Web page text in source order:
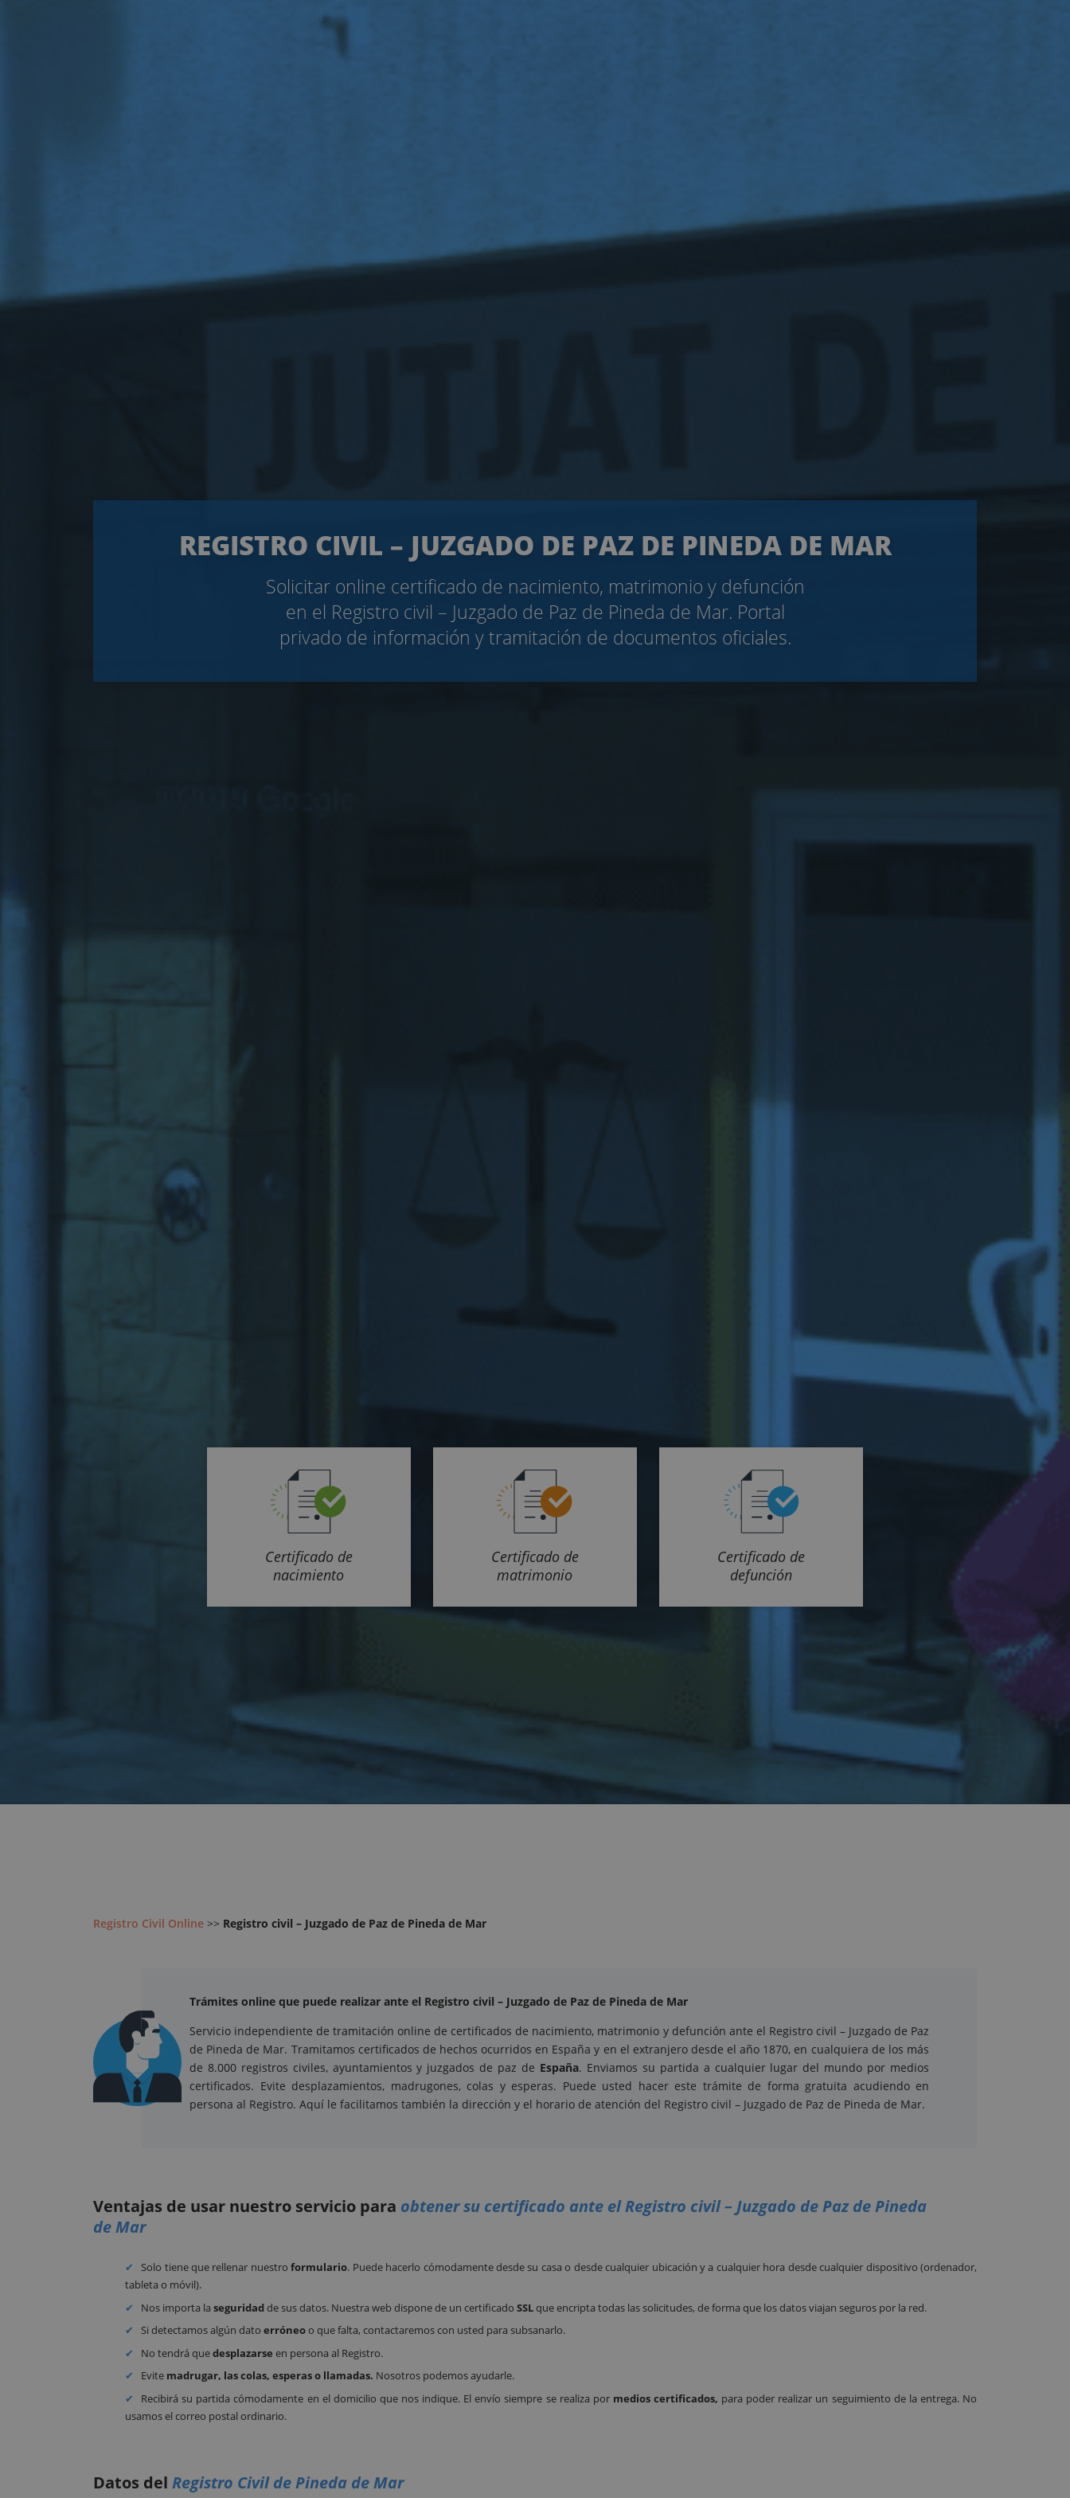
REGISTRO CIVIL – JUZGADO DE PAZ DE PINEDA DE MAR
Solicitar online certificado de nacimiento, matrimonio y defunción
en el Registro civil – Juzgado de Paz de Pineda de Mar. Portal
privado de información y tramitación de documentos oficiales.
Certificado de
nacimiento
Certificado de
matrimonio
Certificado de
defunción
Registro Civil Online >> Registro civil – Juzgado de Paz de Pineda de Mar
Trámites online que puede realizar ante el Registro civil – Juzgado de Paz de Pineda de Mar
Servicio independiente de tramitación online de certificados de nacimiento, matrimonio y defunción ante el Registro civil – Juzgado de Paz
de Pineda de Mar. Tramitamos certificados de hechos ocurridos en España y en el extranjero desde el año 1870, en cualquiera de los más
de 8.000 registros civiles, ayuntamientos y juzgados de paz de España. Enviamos su partida a cualquier lugar del mundo por medios
certificados. Evite desplazamientos, madrugones, colas y esperas. Puede usted hacer este trámite de forma gratuita acudiendo en
persona al Registro. Aquí le facilitamos también la dirección y el horario de atención del Registro civil – Juzgado de Paz de Pineda de Mar.
Ventajas de usar nuestro servicio para obtener su certificado ante el Registro civil – Juzgado de Paz de Pineda
de Mar
Solo tiene que rellenar nuestroformulario. Puede hacerlo cómodamente desde su casa o desde cualquier ubicación y a cualquier hora desde cualquier dispositivo (ordenador,
tableta o móvil).
Nos importa laseguridadde sus datos. Nuestra web dispone de un certificadoSSLque encripta todas las solicitudes, de forma que los datos viajan seguros por la red.
Si detectamos algún datoerróneoo que falta, contactaremos con usted para subsanarlo.
No tendrá quedesplazarse en persona al Registro.
Evite madrugar, las colas, esperas o llamadas. Nosotros podemos ayudarle.
Recibirá su partida cómodamente en el domicilio que nos indique. El envío siempre se realiza por medios certificados, para poder realizar un seguimiento de la entrega. No
usamos el correo postal ordinario.
Datos del Registro Civil de Pineda de Mar